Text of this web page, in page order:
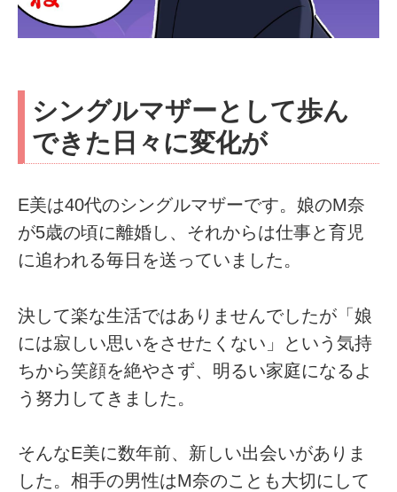
シングルマザーとして歩ん
できた日々に変化が
E美は40代のシングルマザーです。娘のM奈
が5歳の頃に離婚し、それからは仕事と育児
に追われる毎日を送っていました。
決して楽な生活ではありませんでしたが「娘
には寂しい思いをさせたくない」という気持
ちから笑顔を絶やさず、明るい家庭になるよ
う努力してきました。
そんなE美に数年前、新しい出会いがありま
した。相手の男性はM奈のことも大切にして